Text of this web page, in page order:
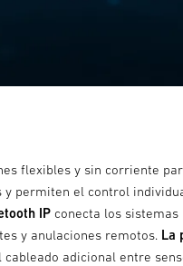
flexibles y sin corriente
permiten el control
IP conecta los sistemas
y anulaciones remotos. La
adicional entre